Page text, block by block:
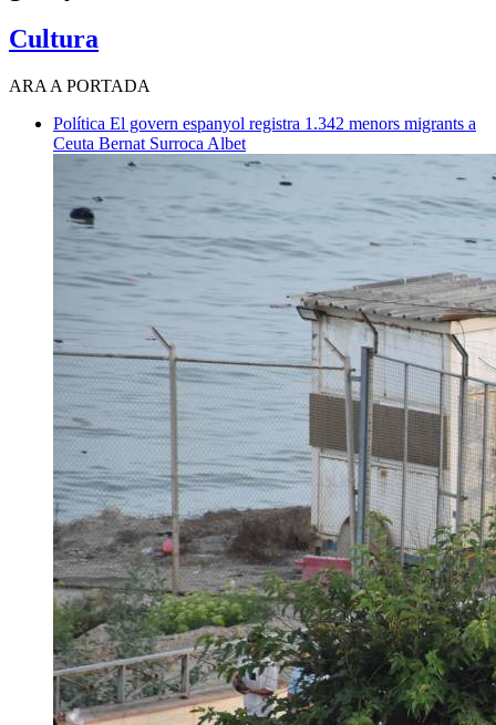
Cultura
ARA A PORTADA
Política El govern espanyol registra 1.342 menors migrants a
Ceuta Bernat Surroca Albet